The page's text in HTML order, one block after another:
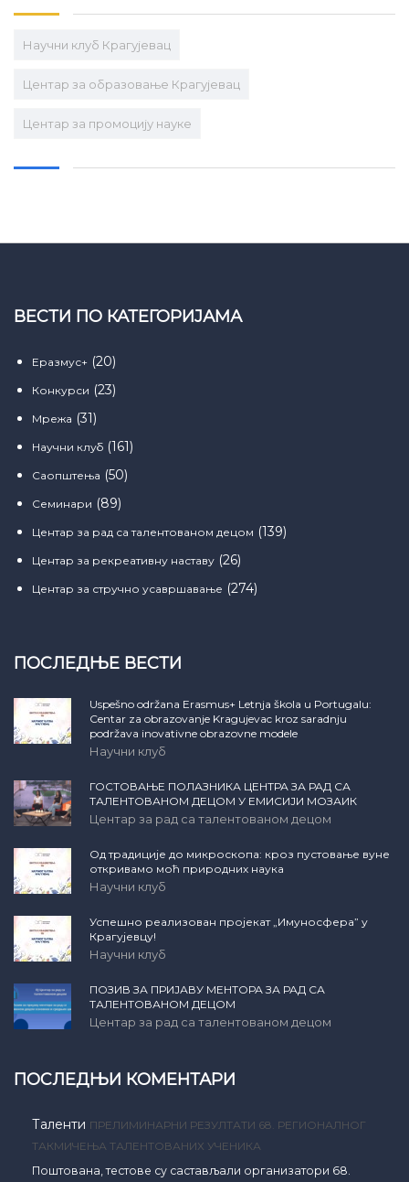
Научни клуб Крагујевац
Центар за образовање Крагујевац
Центар за промоцију науке
ВЕСТИ ПО КАТЕГОРИЈАМА
Еразмус+ (20)
Конкурси (23)
Мрежа (31)
Научни клуб (161)
Саопштења (50)
Семинари (89)
Центар за рад са талентованом децом (139)
Центар за рекреативну наставу (26)
Центар за стручно усавршавање (274)
ПОСЛЕДЊЕ ВЕСТИ
Uspešno održana Erasmus+ Letnja škola u Portugalu:
Centar za obrazovanje Kragujevac kroz saradnju
podržava inovativne obrazovne modele
Научни клуб
ГОСТОВАЊЕ ПОЛАЗНИКА ЦЕНТРА ЗА РАД СА
ТАЛЕНТОВАНОМ ДЕЦОМ У ЕМИСИЈИ МОЗАИК
Центар за рад са талентованом децом
Од традиције до микроскопа: кроз пустовање вуне
откривамо моћ природних наука
Научни клуб
Успешно реализован пројекат „Имуносфера” у
Крагујевцу!
Научни клуб
ПОЗИВ ЗА ПРИЈАВУ МЕНТОРА ЗА РАД СА
ТАЛЕНТОВАНОМ ДЕЦОМ
Центар за рад са талентованом децом
ПОСЛЕДЊИ КОМЕНТАРИ
Таленти ПРЕЛИМИНАРНИ РЕЗУЛТАТИ 68. РЕГИОНАЛНОГ
ТАКМИЧЕЊА ТАЛЕНТОВАНИХ УЧЕНИКА
Поштована, тестове су састављали организатори 68.